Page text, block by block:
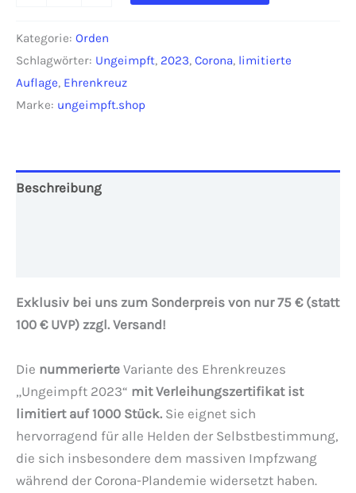
(Limitierte
Auflage)
Menge
Kategorie: Orden
Schlagwörter: Ungeimpft, 2023, Corona, limitierte
Auflage, Ehrenkreuz
Marke: ungeimpft.shop
Beschreibung
Exklusiv bei uns zum Sonderpreis von nur 75 € (statt
100 € UVP) zzgl. Versand!
Die nummerierte Variante des Ehrenkreuzes
„Ungeimpft 2023“ mit Verleihungszertifikat ist
limitiert auf 1000 Stück. Sie eignet sich
hervorragend für alle Helden der Selbstbestimmung,
die sich insbesondere dem massiven Impfzwang
während der Corona-Plandemie widersetzt haben.